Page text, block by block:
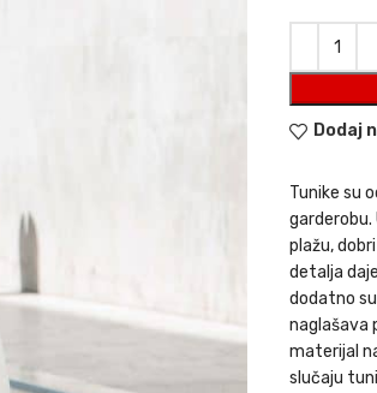
Dodaj
Tunike su
plažu,
detalja
dodatno
naglašava
materijal
slučaju